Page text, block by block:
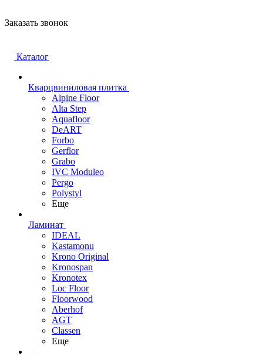
Заказать звонок
Каталог
Кварцвиниловая плитка
Alpine Floor
Alta Step
Aquafloor
DeART
Forbo
Gerflor
Grabo
IVC Moduleo
Pergo
Polystyl
Еще
Ламинат
IDEAL
Kastamonu
Krono Original
Kronospan
Kronotex
Loc Floor
Floorwood
Aberhof
AGT
Classen
Еще